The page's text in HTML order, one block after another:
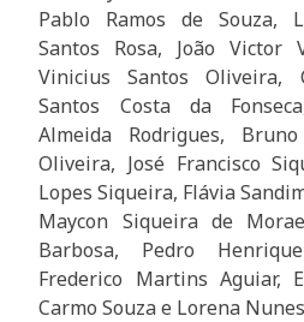
Pablo Ramos de Souza,
Santos Rosa, João Victor
Vinicius Santos Oliveira,
Santos Costa da
Almeida Rodrigues,
Oliveira, José Francisco
Lopes Siqueira, Flávia
Maycon Siqueira de
Barbosa, Pedro
Frederico Martins Aguiar,
Carmo Souza e Lorena